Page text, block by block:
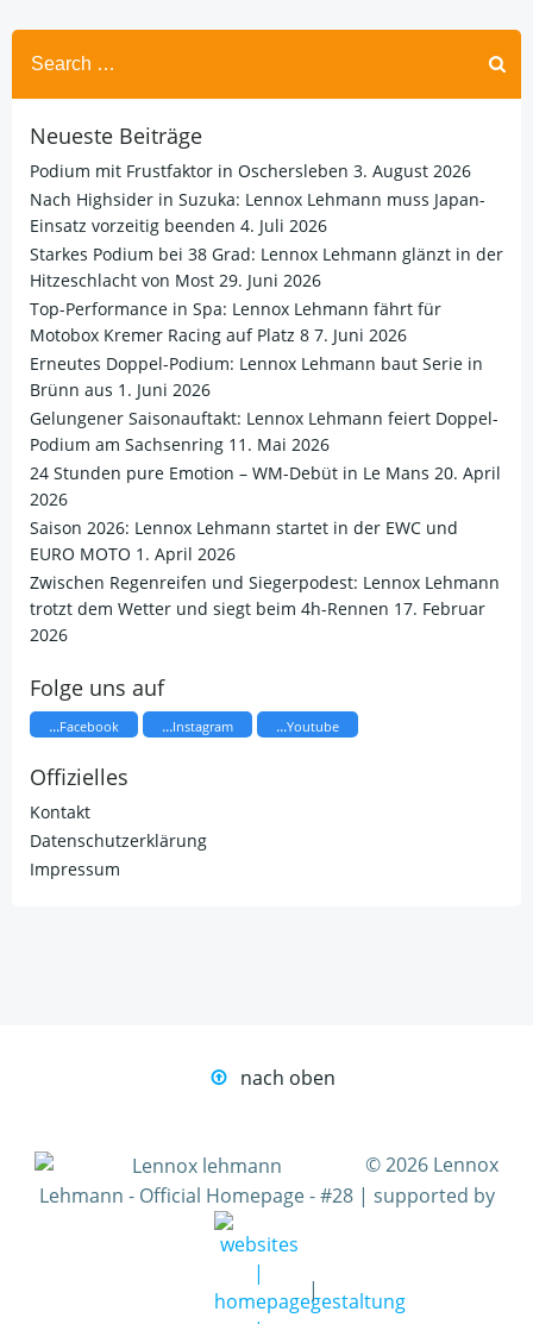
navigationnavigation
Search
for:
Neueste Beiträge
Podium mit Frustfaktor in Oschersleben 3. August 2026
Nach Highsider in Suzuka: Lennox Lehmann muss Japan-
Einsatz vorzeitig beenden 4. Juli 2026
Starkes Podium bei 38 Grad: Lennox Lehmann glänzt in der
Hitzeschlacht von Most 29. Juni 2026
Top-Performance in Spa: Lennox Lehmann fährt für
Motobox Kremer Racing auf Platz 8 7. Juni 2026
Erneutes Doppel-Podium: Lennox Lehmann baut Serie in
Brünn aus 1. Juni 2026
Gelungener Saisonauftakt: Lennox Lehmann feiert Doppel-
Podium am Sachsenring 11. Mai 2026
24 Stunden pure Emotion – WM-Debüt in Le Mans 20. April
2026
Saison 2026: Lennox Lehmann startet in der EWC und
EURO MOTO 1. April 2026
​Zwischen Regenreifen und Siegerpodest: Lennox Lehmann
trotzt dem Wetter und siegt beim 4h-Rennen 17. Februar
2026
Folge uns auf
...Facebook ...Instagram ...Youtube
Offizielles
Kontakt
Datenschutzerklärung
Impressum
nach oben
© 2026 Lennox
Lehmann - Official Homepage - #28 | supported by
|